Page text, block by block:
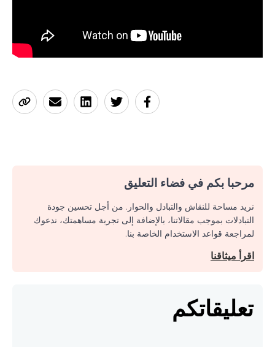
مرحبا بكم في فضاء التعليق
نريد مساحة للنقاش والتبادل والحوار. من أجل تحسين جودة
التبادلات بموجب مقالاتنا، بالإضافة إلى تجربة مساهمتك، ندعوك
لمراجعة قواعد الاستخدام الخاصة بنا.
اقرأ ميثاقنا
تعليقاتكم